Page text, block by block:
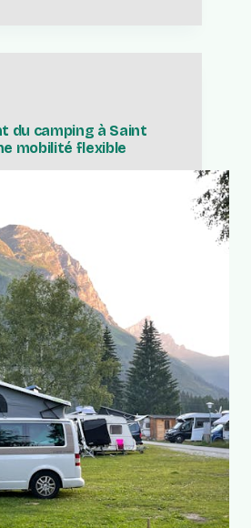
du camping à Saint
mobilité flexible